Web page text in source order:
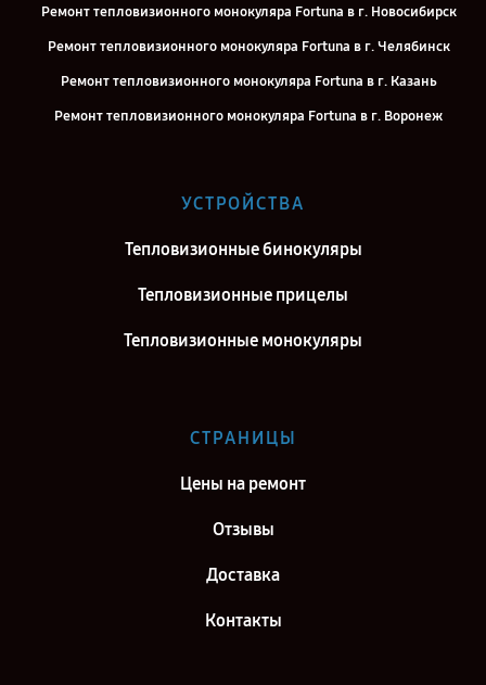
Ремонт тепловизионного монокуляра Fortuna в г. Новосибирск
Ремонт тепловизионного монокуляра Fortuna в г. Челябинск
Ремонт тепловизионного монокуляра Fortuna в г. Казань
Ремонт тепловизионного монокуляра Fortuna в г. Воронеж
Ремонт тепловизионного монокуляра Fortuna в г. Москва
Ремонт тепловизионного монокуляра Fortuna в г. Санкт-Петербург
УСТРОЙСТВА
Тепловизионные бинокуляры
Тепловизионные прицелы
Тепловизионные монокуляры
СТРАНИЦЫ
Цены на ремонт
Отзывы
Доставка
Контакты